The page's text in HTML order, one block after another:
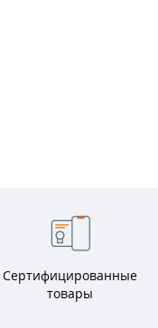
Сертифицированные
товары